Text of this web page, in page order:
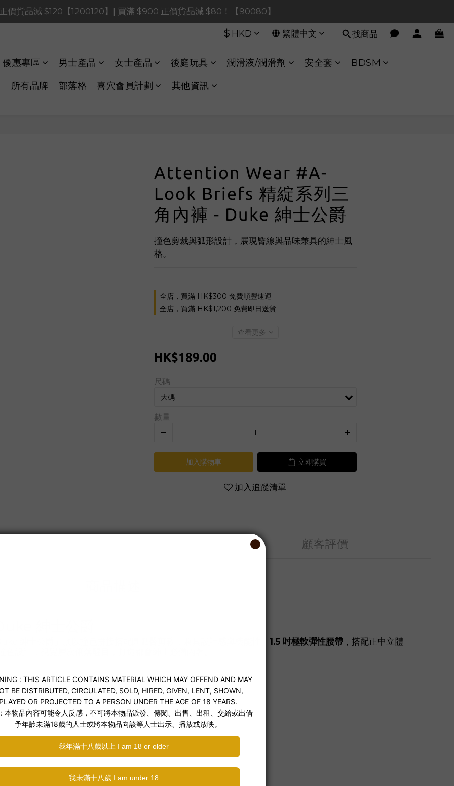
價貨品減 $120【1200120】| 買滿 $900 正價貨品減 $80！【90080】
價貨品減 $120【1200120】| 買滿 $900 正價貨品減 $80！【90080】
正價貨品減 $40【60040】| 買滿 $400 正價貨品減 $20【40020】
Payments FPS將於 2026 年 8 月 9 日（日）凌晨 01:00 至 11:00 暫停交易
價貨品減 $120【1200120】| 買滿 $900 正價貨品減 $80！【90080】
$ HKD 繁體中文 找商品
優惠專區 男士產品 女士產品 後庭玩具 潤滑液/潤滑劑 安全套 BDSM
所有品牌 部落格 喜穴會員計劃 其他資訊
Attention Wear #A-
Look Briefs 精綻系列三
角內褲 - Duke 紳士公爵
撞色剪裁與弧形設計，展現臀線與品味兼具的紳士風
格。
全店，買滿 HK$300 免費順豐速運
全店，買滿 HK$1,200 免費即日送貨
查看更多
HK$189.00
尺碼
數量
加入購物車 立即購買
加入追蹤清單
顧客評價
1.5 吋極軟彈性腰帶 ，搭配正中立體